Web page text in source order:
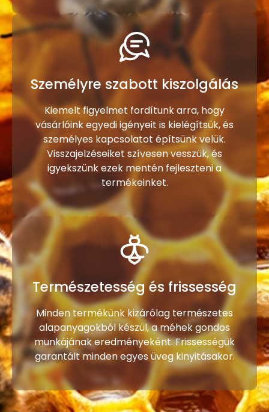
Személyre szabott kiszolgálás
Kiemelt figyelmet fordítunk arra, hogy
vásárlóink egyedi igényeit is kielégítsük, és
személyes kapcsolatot építsünk velük.
Visszajelzéseiket szívesen vesszük, és
igyekszünk ezek mentén fejleszteni a
termékeinket.
Természetesség és frissesség
Minden termékünk kizárólag természetes
alapanyagokból készül, a méhek gondos
munkájának eredményeként. Frissességük
garantált minden egyes üveg kinyitásakor.